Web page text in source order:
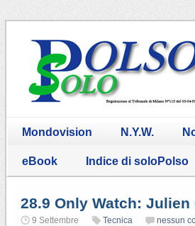
Mondovision N.Y.W.
eBook Indice di soloPolso
28.9 Only Watch: Julien
9 Settembre Tecnica nessun